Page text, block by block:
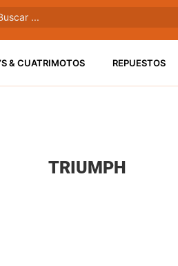
& CUATRIMOTOS REPUESTOS
TRIUMPH